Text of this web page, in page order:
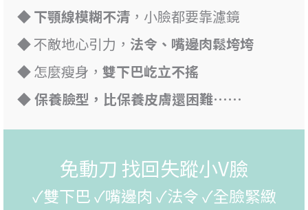
◆下顎線模糊不清 ，小臉都要靠濾鏡
◆ 不敵地心引力， 法令、嘴邊肉鬆垮垮
◆ 怎麼瘦身， 雙下巴屹立不搖
◆ 保養臉型，比保養皮膚還困難……
免動刀 找回失蹤小V臉
✓雙下巴 ✓嘴邊肉 ✓法令 ✓全臉緊緻